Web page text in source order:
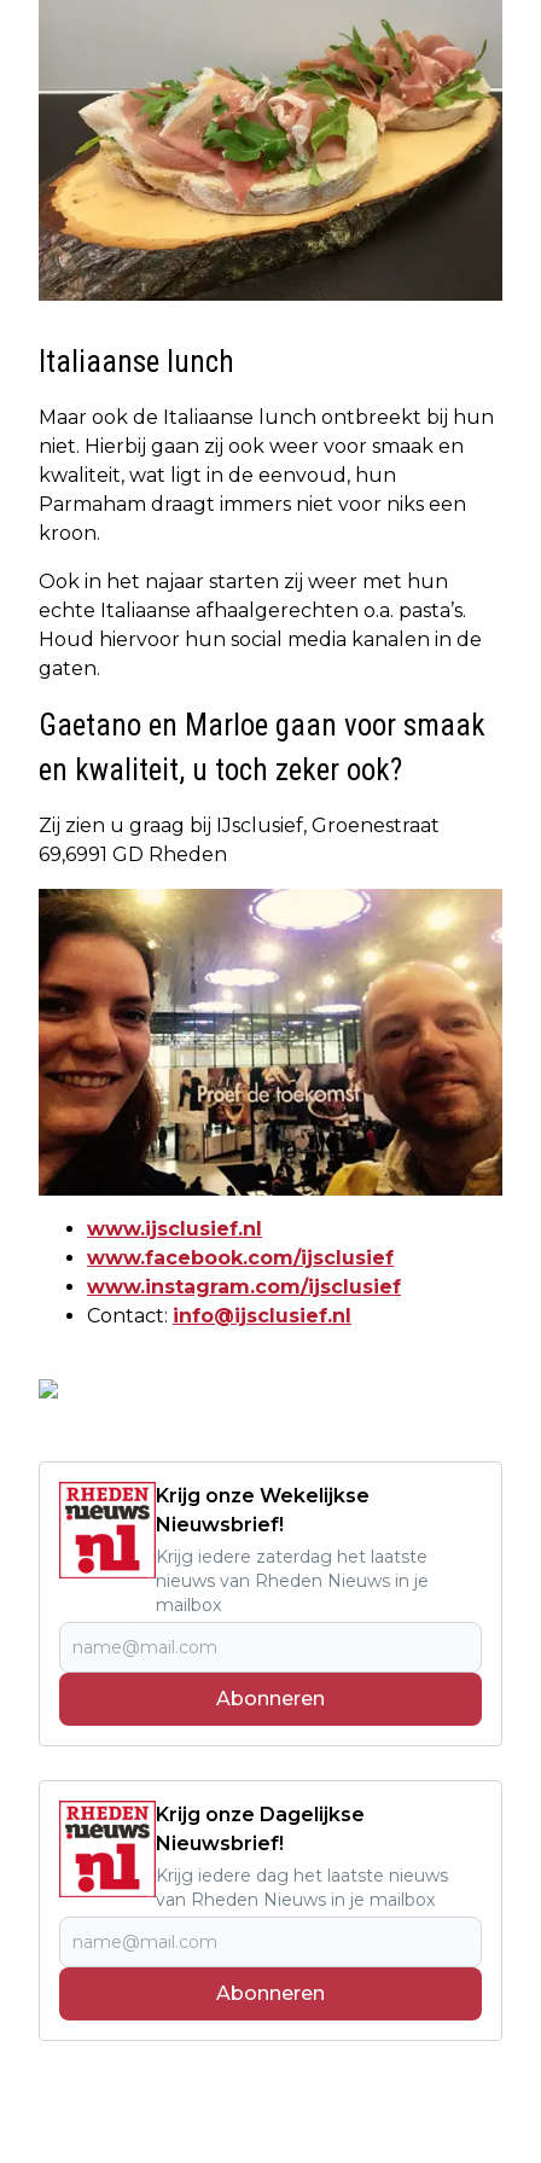
Italiaanse lunch
Maar ook de Italiaanse lunch ontbreekt bij hun
niet. Hierbij gaan zij ook weer voor smaak en
kwaliteit, wat ligt in de eenvoud, hun
Parmaham draagt immers niet voor niks een
kroon.
Ook in het najaar starten zij weer met hun
echte Italiaanse afhaalgerechten o.a. pasta’s.
Houd hiervoor hun social media kanalen in de
gaten.
Gaetano en Marloe gaan voor smaak
en kwaliteit, u toch zeker ook?
Zij zien u graag bij IJsclusief, Groenestraat
69,6991 GD Rheden
www.ijsclusief.nl
www.facebook.com/ijsclusief
www.instagram.com/ijsclusief
Contact: info@ijsclusief.nl
Krijg onze Wekelijkse
Nieuwsbrief!
Krijg iedere zaterdag het laatste
nieuws van Rheden Nieuws in je
mailbox
Abonneren
Krijg onze Dagelijkse
Nieuwsbrief!
Krijg iedere dag het laatste nieuws
van Rheden Nieuws in je mailbox
Abonneren